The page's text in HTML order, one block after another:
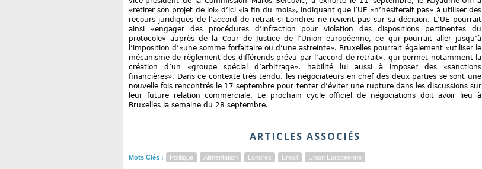
«retirer son projet de loi» d’ici «la fin du mois», indiquant que l’UE «n’hésiterait pas» à utiliser des
recours juridiques de l’accord de retrait si Londres ne revient pas sur sa décision. L’UE pourrait
ainsi «engager des procédures d’infraction pour violation des dispositions pertinentes du
protocole» auprès de la Cour de Justice de l’Union européenne, ce qui pourrait aller jusqu’à
l’imposition d’«une somme forfaitaire ou d’une astreinte». Bruxelles pourrait également «utiliser le
mécanisme de règlement des différends prévu par l’accord de retrait», qui permet notamment la
création d’un «groupe spécial d’arbitrage», habilité lui aussi à imposer des «sanctions
financières». Dans ce contexte très tendu, les négociateurs en chef des deux parties se sont une
nouvelle fois rencontrés le 17 septembre pour tenter d’éviter une rupture dans les discussions sur
leur future relation commerciale. Le prochain cycle officiel de négociations doit avoir lieu à
Bruxelles la semaine du 28 septembre.
ARTICLES ASSOCIÉS
Mots Clés : Politique Alimentation Londres Brexit Union Europeenne